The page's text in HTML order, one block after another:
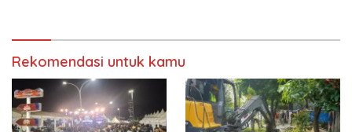
Rekomendasi untuk kamu